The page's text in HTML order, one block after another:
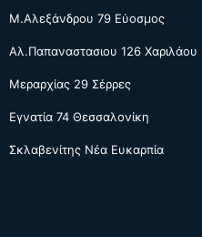
Μ.Αλεξάνδρου 79 Εύοσμος
Αλ.Παπαναστασιου 126 Χαριλάου
Μεραρχίας 29 Σέρρες
Εγνατία 74 Θεσσαλονίκη
Σκλαβενίτης Νέα Ευκαρπία